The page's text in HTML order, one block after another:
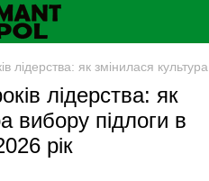
лідерства: як змінилася
лідерства: як
вибору підлоги в
рік